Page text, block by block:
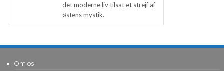
det moderne liv tilsat et strejf af
østens mystik.
Om os